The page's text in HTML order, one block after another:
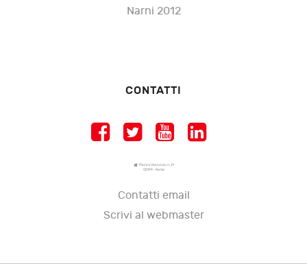
Narni 2012
CONTATTI
Piazza Vescovio, n. 21
00199 - Roma
Contatti email
Scrivi al webmaster